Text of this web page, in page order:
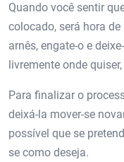
Quando você sentir
colocado, será hora de
arnês, engate-o e
livremente onde
Para finalizar o
deixá-la mover-se
possível que se
se como deseja.